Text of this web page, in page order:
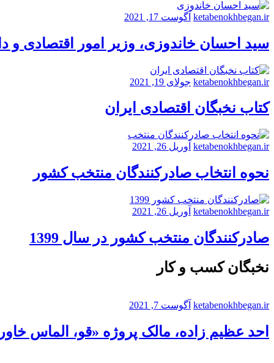
ketabenokhbegan.ir آگوست 17, 2021
سید احسان خاندوزی، وزیر امور اقتصادی و
ketabenokhbegan.ir جولای 19, 2021
کتاب نخبگان اقتصادی ایران
ketabenokhbegan.ir آوریل 26, 2021
نحوه انتخاب صادرکنندگان منتخب کشور
ketabenokhbegan.ir آوریل 26, 2021
صادرکنندگان منتخب کشور در سال 1399
نخبگان کسب و کار
ketabenokhbegan.ir آگوست 7, 2021
احد عظیم زاده، مالک پروژه «قو، الماس